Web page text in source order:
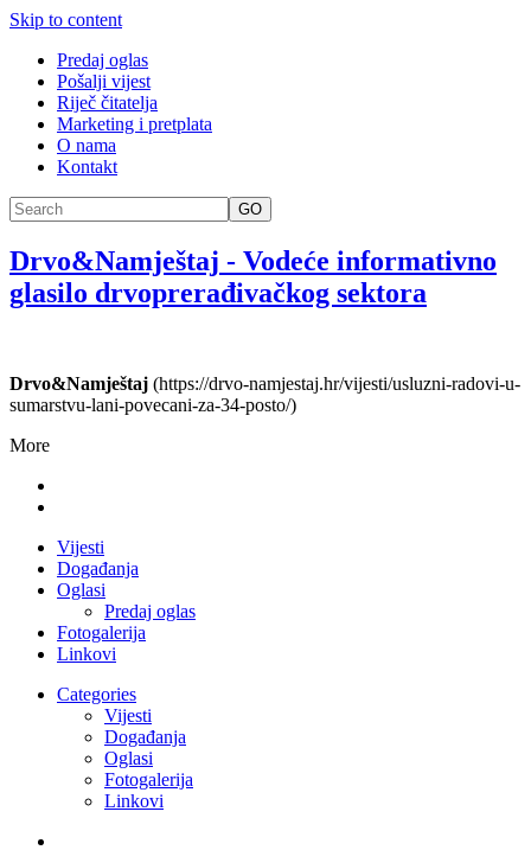
Skip to content
Predaj oglas
Pošalji vijest
Riječ čitatelja
Marketing i pretplata
O nama
Kontakt
GO
Drvo&Namještaj - Vodeće informativno
glasilo drvoprerađivačkog sektora
Drvo&Namještaj (https://drvo-namjestaj.hr/vijesti/usluzni-radovi-u-
sumarstvu-lani-povecani-za-34-posto/)
More
Vijesti
Događanja
Oglasi
Predaj oglas
Fotogalerija
Linkovi
Categories
Vijesti
Događanja
Oglasi
Fotogalerija
Linkovi